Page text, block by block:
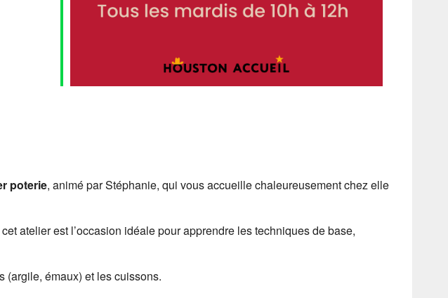
poterie, animé par Stéphanie, qui vous accueille chaleureusement chez elle
cet atelier est l’occasion idéale pour apprendre les techniques de base,
(argile, émaux) et les cuissons.